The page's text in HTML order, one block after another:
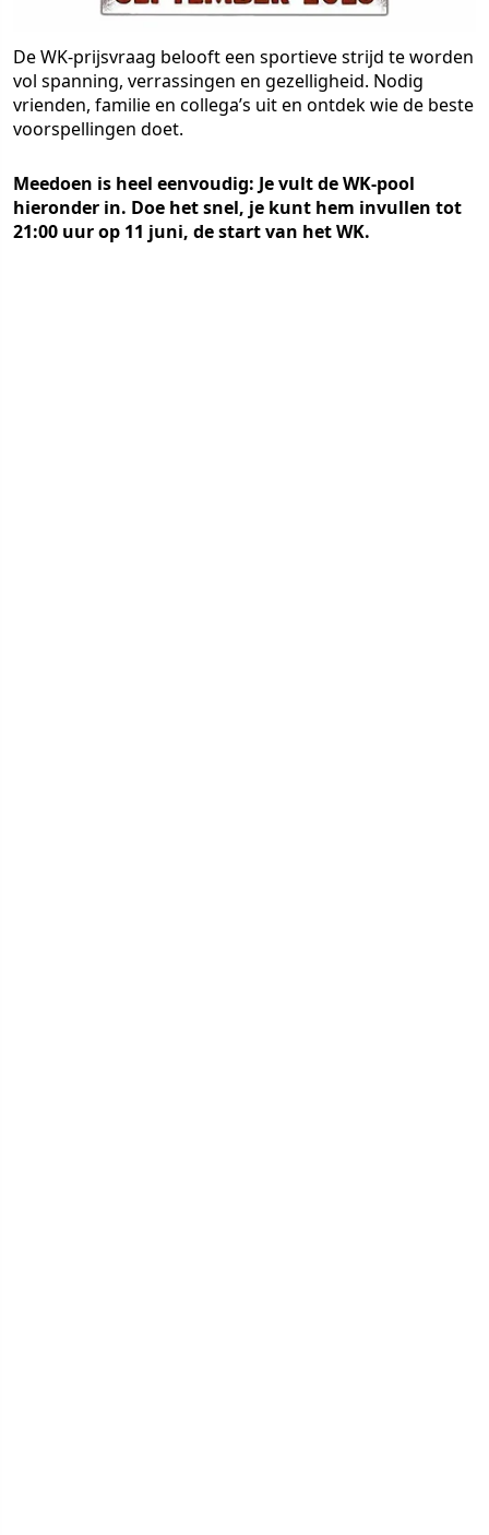
De WK-prijsvraag belooft een sportieve strijd te worden
vol spanning, verrassingen en gezelligheid. Nodig
vrienden, familie en collega’s uit en ontdek wie de beste
voorspellingen doet.
Meedoen is heel eenvoudig: Je vult de WK-pool
hieronder in. Doe het snel, je kunt hem invullen tot
21:00 uur op 11 juni, de start van het WK.